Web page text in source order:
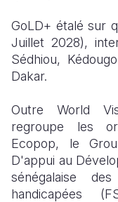
GoLD+ étalé sur
Juillet 2028),
Sédhiou,
Dakar.
Outre World
regroupe les
Ecopop, le
D'appui au
sénégalaise
handicapées